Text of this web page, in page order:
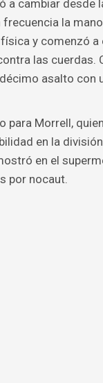
a cambiar
la
y comenzó
las cuerdas.
asalto
Morrell,
en la
en el
por nocaut.